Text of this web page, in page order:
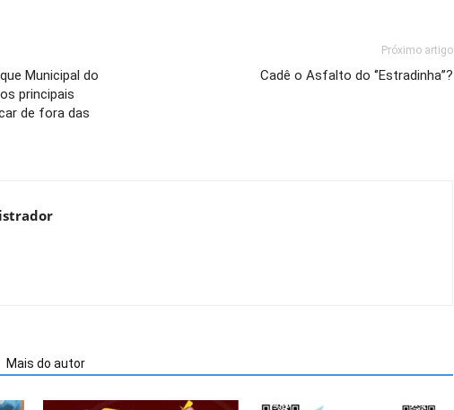
Municipal do
principais
de fora das
Próximo artigo
Cadê o Asfalto do ‘’Estradinha’’?
Mais do autor